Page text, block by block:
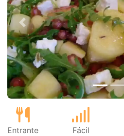
Anterior
Entrante Fácil